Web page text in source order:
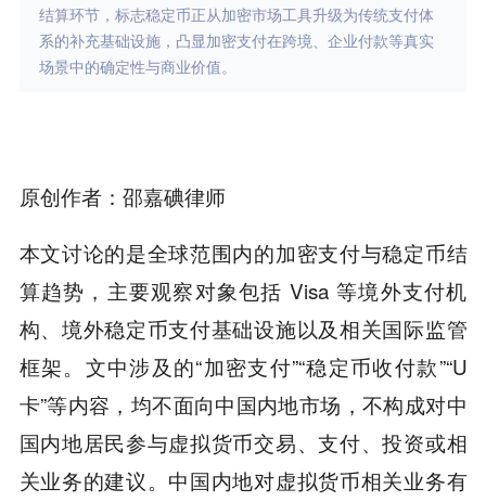
结算环节，标志稳定币正从加密市场工具升级为传统支付体
系的补充基础设施，凸显加密支付在跨境、企业付款等真实
场景中的确定性与商业价值。
原创作者：邵嘉碘律师
本文讨论的是全球范围内的加密支付与稳定币结
算趋势，主要观察对象包括 Visa 等境外支付机
构、境外稳定币支付基础设施以及相关国际监管
框架。文中涉及的“加密支付”“稳定币收付款”“U
卡”等内容，均不面向中国内地市场，不构成对中
国内地居民参与虚拟货币交易、支付、投资或相
关业务的建议。中国内地对虚拟货币相关业务有